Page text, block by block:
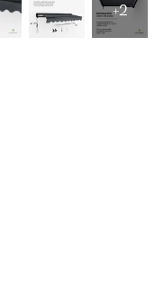
+2